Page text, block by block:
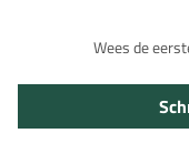
Wees de
Inloggen
Meld u aan bij uw